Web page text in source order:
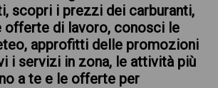
scopri i prezzi dei carburanti,
offerte di lavoro, conosci le
approfitti delle promozioni
i servizi in zona, le attività più
a te e le offerte per